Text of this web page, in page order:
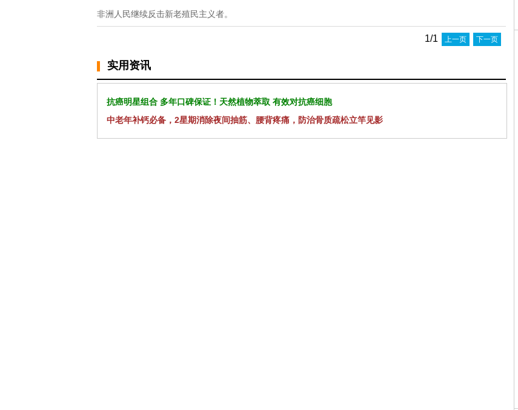
非洲人民继续反击新老殖民主义者。
1/1 上一页 下一页
实用资讯
抗癌明星组合 多年口碑保证！天然植物萃取 有效对抗癌细胞
中老年补钙必备，2星期消除夜间抽筋、腰背疼痛，防治骨质疏松立竿见影